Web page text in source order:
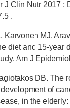
J Clin Nutr 2017 ;
.
Karvonen MJ,
diet and 15-year
Am J
DB. The
of
in the elderly: